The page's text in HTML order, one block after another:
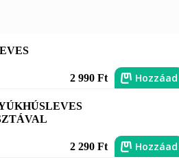
2 990 Ft Hozzáad
2 290 Ft Hozzáad